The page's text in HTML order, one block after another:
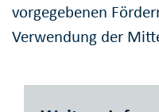
vorgegebenen
Verwendung der